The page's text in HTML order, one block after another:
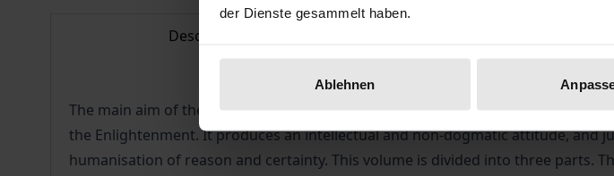
der Dienste gesammelt haben.
Ablehnen
Description
The main aim of the book is to describe the 18th century as the “Century of
the Enlightenment. It produces an intellectual and non-dogmatic attitude, and
humanisation of reason and certainty. This volume is divided into three parts.